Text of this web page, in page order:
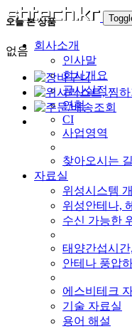
회사소개
인사말
회사개요
공사실적
연혁
CI
사업영역
찾아오시는 길
자료실
위성시스템
위성안테나,
수신 가능한
태양간섭시간
안테나 풍압
에스비테크
기술 자료실
용어 해설
오늘 본 상품
없음